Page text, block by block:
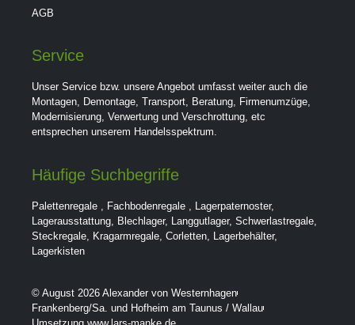
AGB
Service
Unser Service bzw. unsere Angebot umfasst weiter auch die
Montagen, Demontage, Transport, Beratung, Firmenumzüge,
Modernisierung, Verwertung und Verschrottung, etc
entsprechen unserem Handelsspektrum.
Häufige Suchbegriffe
Palettenregale Fachbodenregale Lagerpaternoster,
Lagerausstattung Blechlager, Langgutlager, Schwerlastregale
Steckregale Kragarmregale Corletten Lagerbehälter,
Lagerkisten
© August 2026 Alexander von Westernhagen
Frankenberg/Sa. und Hofheim am Taunus / Wallau